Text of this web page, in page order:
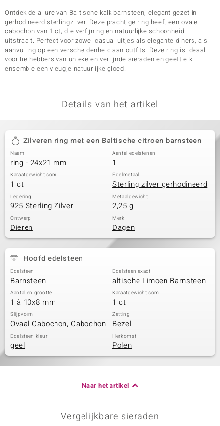
Ontdek de allure van Baltische kalk barnsteen, elegant gezet in
gerhodineerd sterlingzilver. Deze prachtige ring heeft een ovale
cabochon van 1 ct, die verfijning en natuurlijke schoonheid
uitstraalt. Perfect voor zowel casual uitjes als elegante diners, als
aanvulling op een verscheidenheid aan outfits. Deze ring is ideaal
voor liefhebbers van unieke en verfijnde sieraden en geeft elk
ensemble een vleugje natuurlijke gloed.
Details van het artikel
Zilveren ring met een Baltische citroen barnsteen
Naam
ring - 24x21 mm
Aantal edelstenen
1
Karaatgewicht som
1 ct
Edelmetaal
Sterling zilver gerhodineerd
Legering
925 Sterling Zilver
Metaalgewicht
2,25 g
Ontwerp
Dieren
Merk
Dagen
Hoofd edelsteen
Edelsteen
Barnsteen
Edelsteen exact
altische Limoen Barnsteen
Aantal en grootte
1 à 10x8 mm
Karaatgewicht som
1 ct
Slijpvorm
Ovaal Cabochon, Cabochon
Zetting
Bezel
Edelsteen kleur
geel
Herkomst
Polen
Naar het artikel
Vergelijkbare sieraden